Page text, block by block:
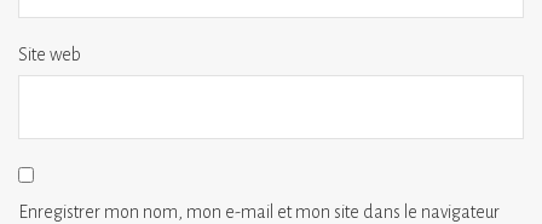
Site web
Enregistrer mon nom, mon e-mail et mon site dans le navigateur